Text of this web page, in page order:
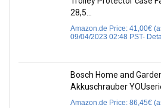
28,5…
Amazon.de Price: 41,00€
09/04/2023 02:48 PST-
Bosch Home and
Akkuschrauber
Amazon.de Price: 86,45€